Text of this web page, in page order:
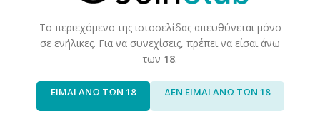
Το περιεχόμενο της ιστοσελίδας απευθύνεται μόνο
σε ενήλικες. Για να συνεχίσεις, πρέπει να είσαι άνω
των 18.
ΕΙΜΑΙ ΑΝΩ ΤΩΝ 18 ΔΕΝ ΕΙΜΑΙ ΑΝΩ ΤΩΝ 18